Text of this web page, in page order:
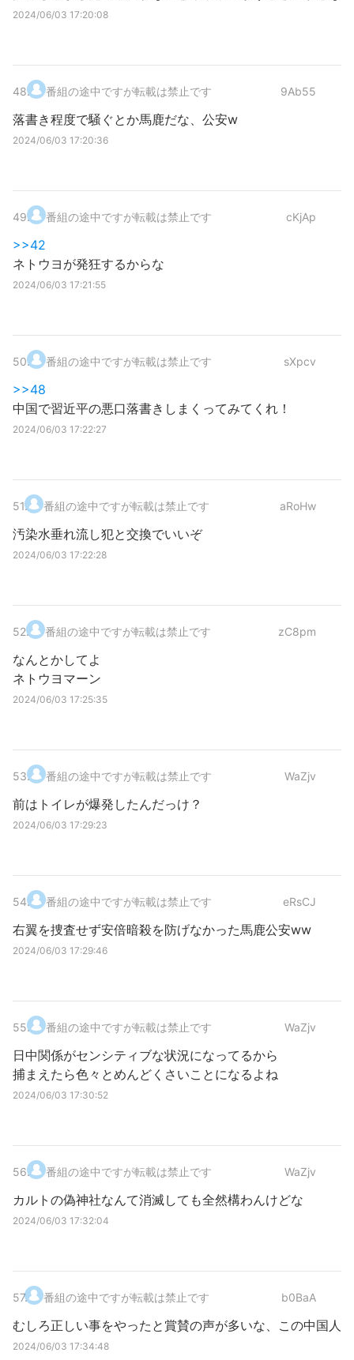
2024/06/03 17:20:08
48. 番組の途中ですが転載は禁止です 9Ab55
落書き程度で騒ぐとか馬鹿だな、公安w
2024/06/03 17:20:36
49. 番組の途中ですが転載は禁止です cKjAp
>>42
ネトウヨが発狂するからな
2024/06/03 17:21:55
50. 番組の途中ですが転載は禁止です sXpcv
>>48
中国で習近平の悪口落書きしまくってみてくれ！
2024/06/03 17:22:27
51. 番組の途中ですが転載は禁止です aRoHw
汚染水垂れ流し犯と交換でいいぞ
2024/06/03 17:22:28
52. 番組の途中ですが転載は禁止です zC8pm
なんとかしてよ
ネトウヨマーン
2024/06/03 17:25:35
53. 番組の途中ですが転載は禁止です WaZjv
前はトイレが爆発したんだっけ？
2024/06/03 17:29:23
54. 番組の途中ですが転載は禁止です eRsCJ
右翼を捜査せず安倍暗殺を防げなかった馬鹿公安ww
2024/06/03 17:29:46
55. 番組の途中ですが転載は禁止です WaZjv
日中関係がセンシティブな状況になってるから
捕まえたら色々とめんどくさいことになるよね
2024/06/03 17:30:52
56. 番組の途中ですが転載は禁止です WaZjv
カルトの偽神社なんて消滅しても全然構わんけどな
2024/06/03 17:32:04
57. 番組の途中ですが転載は禁止です b0BaA
むしろ正しい事をやったと賞賛の声が多いな、この中国人
2024/06/03 17:34:48